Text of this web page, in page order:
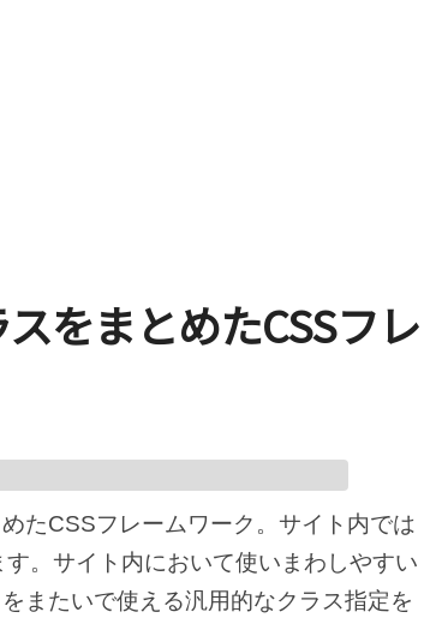
をまとめたCSSフレ
たCSSフレームワーク。サイト内では
。サイト内において使いまわしやすい
またいで使える汎用的なクラス指定を